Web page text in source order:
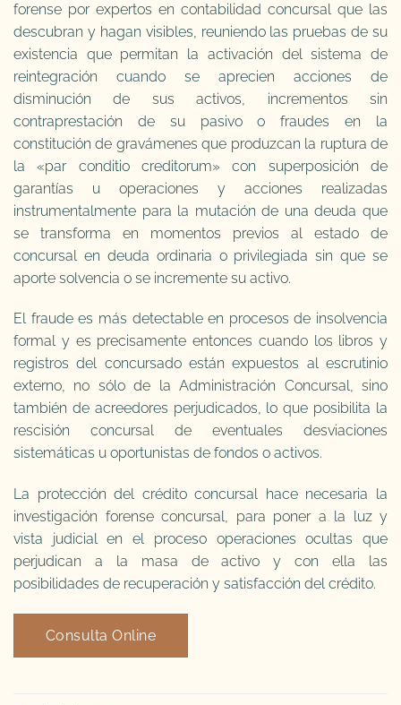
forense por expertos en contabilidad concursal que las
descubran y hagan visibles, reuniendo las pruebas de su
existencia que permitan la activación del sistema de
reintegración cuando se aprecien acciones de
disminución de sus activos, incrementos sin
contraprestación de su pasivo o fraudes en la
constitución de gravámenes que produzcan la ruptura de
la «par conditio creditorum» con superposición de
garantías u operaciones y acciones realizadas
instrumentalmente para la mutación de una deuda que
se transforma en momentos previos al estado de
concursal en deuda ordinaria o privilegiada sin que se
aporte solvencia o se incremente su activo.
El fraude es más detectable en procesos de insolvencia
formal y es precisamente entonces cuando los libros y
registros del concursado están expuestos al escrutinio
externo, no sólo de la Administración Concursal, sino
también de acreedores perjudicados, lo que posibilita la
rescisión concursal de eventuales desviaciones
sistemáticas u oportunistas de fondos o activos.
La protección del crédito concursal hace necesaria la
investigación forense concursal, para poner a la luz y
vista judicial en el proceso operaciones ocultas que
perjudican a la masa de activo y con ella las
posibilidades de recuperación y satisfacción del crédito.
Consulta Online